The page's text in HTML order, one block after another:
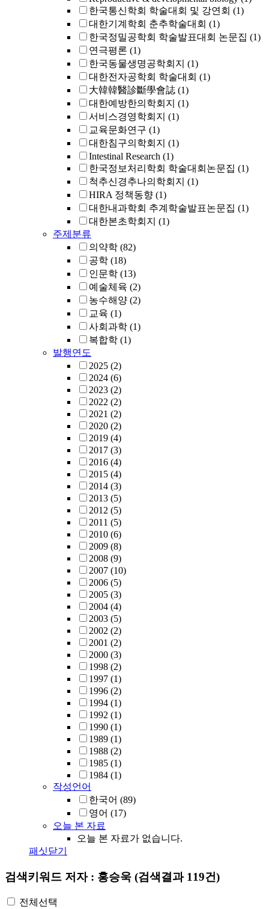
한국통신학회 학술대회 및 강연회 (1)
대한기계학회 춘추학술대회 (1)
한국정밀공학회 학술발표대회 논문집 (1)
연극평론 (1)
한국동물생명공학회지 (1)
대한전자공학회 학술대회 (1)
大韓韓醫診斷學會誌 (1)
대한예방한의학회지 (1)
서비스경영학회지 (1)
교육문화연구 (1)
대한침구의학회지 (1)
Intestinal Research (1)
한국정보처리학회 학술대회논문집 (1)
척추신경추나의학회지 (1)
HIRA 정책동향 (1)
대한내과학회 추계학술발표논문집 (1)
대한본초학회지 (1)
주제분류
의약학 (82)
공학 (18)
인문학 (13)
예술체육 (2)
농수해양 (2)
교육 (1)
사회과학 (1)
복합학 (1)
발행연도
2025 (2)
2024 (6)
2023 (2)
2022 (2)
2021 (2)
2020 (2)
2019 (4)
2017 (3)
2016 (4)
2015 (4)
2014 (3)
2013 (5)
2012 (5)
2011 (5)
2010 (6)
2009 (8)
2008 (9)
2007 (10)
2006 (5)
2005 (3)
2004 (4)
2003 (5)
2002 (2)
2001 (2)
2000 (3)
1998 (2)
1997 (1)
1996 (2)
1994 (1)
1992 (1)
1990 (1)
1989 (1)
1988 (2)
1985 (1)
1984 (1)
작성언어
한국어 (89)
영어 (17)
오늘 본 자료
오늘 본 자료가 없습니다.
패싯닫기
검색키워드 저자 : 홍승욱 (검색결과 119건)
전체선택